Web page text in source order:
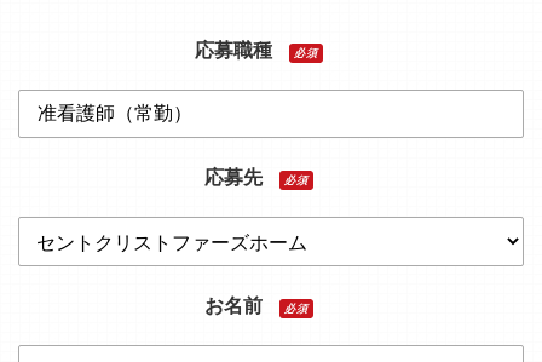
応募職種 必須
応募先 必須
お名前 必須